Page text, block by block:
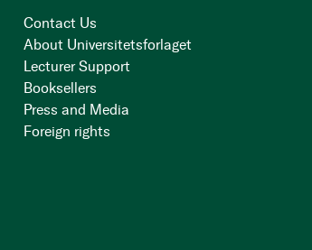
Contact Us
About Universitetsforlaget
Lecturer Support
Booksellers
Press and Media
Foreign rights